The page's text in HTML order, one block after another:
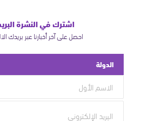
اشترك في النشرة
احصل على آخر أخبارنا عبر بريدك
الدولة